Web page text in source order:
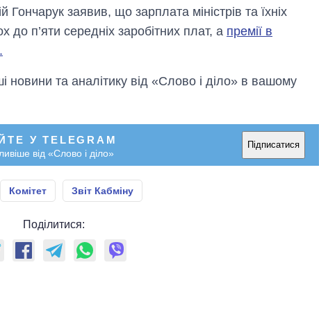
Гончарук заявив, що зарплата міністрів та їхніх
до п’яти середніх заробітних плат, а премії в
новини та аналітику від «Слово і діло» в вашому
У TELEGRAM
від «Слово і діло»
Підписатися
Комітет Звіт Кабміну
Поділитися: